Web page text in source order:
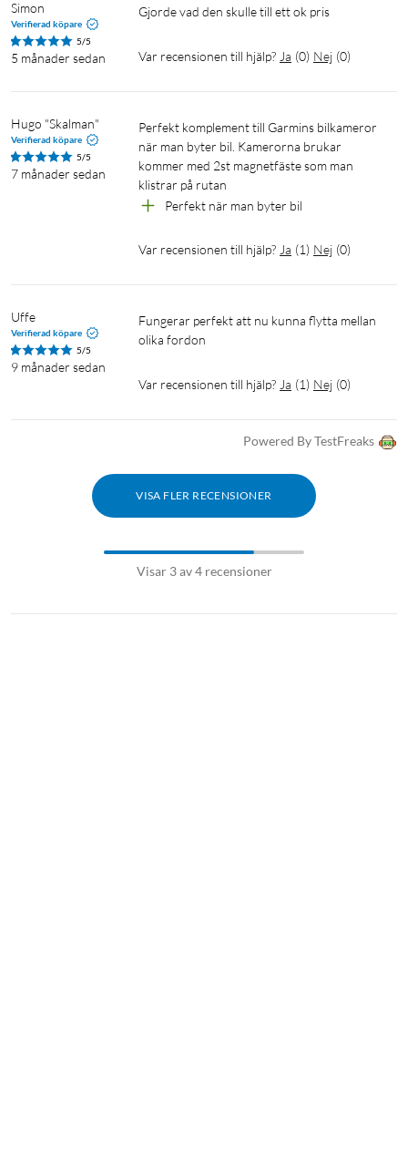
Simon
Verifierad köpare
5/5
5 månader sedan
Gjorde vad den skulle till ett ok pris
Var recensionen till hjälp? Ja (0) Nej (0)
Hugo "Skalman"
Verifierad köpare
5/5
7 månader sedan
Perfekt komplement till Garmins bilkameror
när man byter bil. Kamerorna brukar
kommer med 2st magnetfäste som man
klistrar på rutan
Perfekt när man byter bil
Var recensionen till hjälp? Ja (1) Nej (0)
Uffe
Verifierad köpare
5/5
9 månader sedan
Fungerar perfekt att nu kunna flytta mellan
olika fordon
Var recensionen till hjälp? Ja (1) Nej (0)
Powered By TestFreaks
VISA FLER RECENSIONER
Visar 3 av 4 recensioner